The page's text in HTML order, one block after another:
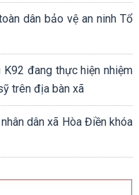
dân bảo vệ an ninh Tổ
đang thực hiện nhiệm
trên địa bàn xã
dân xã Hòa Điền khóa